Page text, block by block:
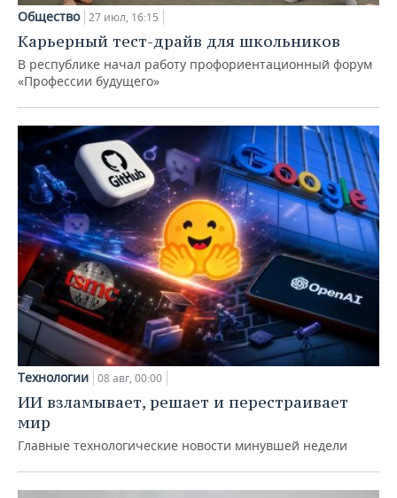
Общество 27 июл, 16:15
Карьерный тест-драйв для школьников
В республике начал работу профориентационный форум
«Профессии будущего»
Технологии 08 авг, 00:00
ИИ взламывает, решает и перестраивает
мир
Главные технологические новости минувшей недели